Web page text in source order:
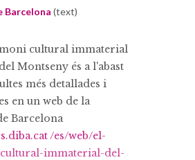
Barcelona (text)
cultural immaterial
Montseny és a l'abast
més detallades i
en un web de la
Barcelona
/es/web/el-
immaterial-del-